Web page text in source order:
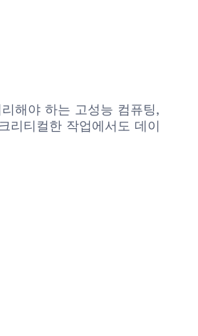
해야 하는 고성능 컴퓨팅,
리티컬한 작업에서도 데이